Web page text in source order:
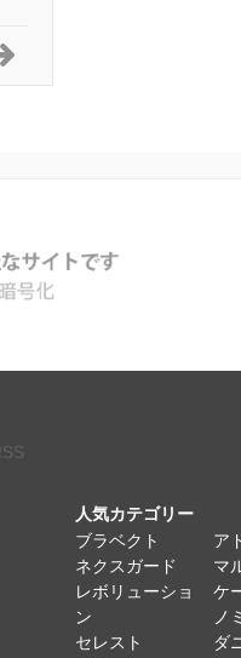
人気カテゴリー
ブラベクト
ネクスガード
レボリューショ
ン
セレスト
ア
マ
ケ
ノ
ダ